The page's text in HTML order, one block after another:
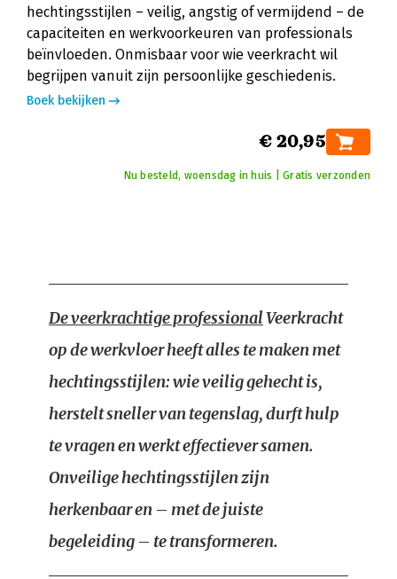
hechtingsstijlen – veilig, angstig of vermijdend – de
capaciteiten en werkvoorkeuren van professionals
beïnvloeden. Onmisbaar voor wie veerkracht wil
begrijpen vanuit zijn persoonlijke geschiedenis.
Boek bekijken
€ 20,95
Nu besteld, woensdag in huis | Gratis verzonden
De veerkrachtige professionalVeerkracht
op de werkvloer heeft alles te maken met
hechtingsstijlen: wie veilig gehecht is,
herstelt sneller van tegenslag, durft hulp
te vragen en werkt effectiever samen.
Onveilige hechtingsstijlen zijn
herkenbaar en – met de juiste
begeleiding – te transformeren.